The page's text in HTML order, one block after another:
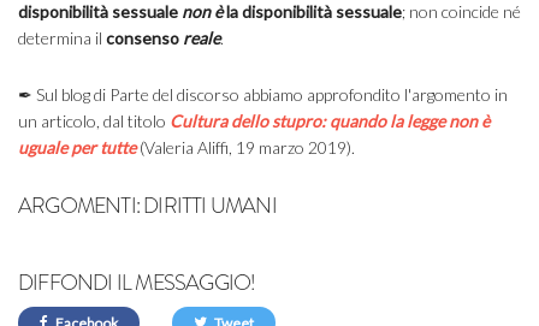
disponibilità sessuale non èla disponibilità sessuale; non coincide né
determina il consenso reale.
✒ Sul blog di Parte del discorso abbiamo approfondito l'argomento in
un articolo, dal titolo Cultura dello stupro: quando la legge non è
uguale per tutte(Valeria Aliffi, 19 marzo 2019).
ARGOMENTI:DIRITTI UMANI
DIFFONDI IL MESSAGGIO!